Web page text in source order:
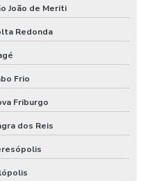
trabalho
João de Meriti
Redonda
Frio
Friburgo
dos Reis